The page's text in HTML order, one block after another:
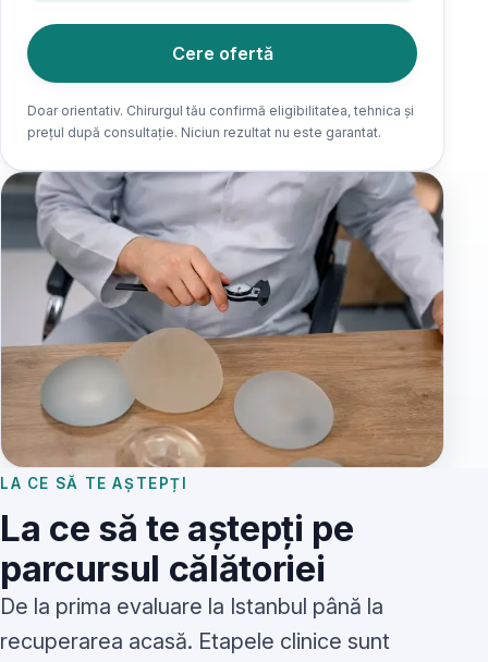
Cere ofertă
Doar orientativ. Chirurgul tău confirmă eligibilitatea, tehnica și
prețul după consultație. Niciun rezultat nu este garantat.
LA CE SĂ TE AȘTEPȚI
La ce să te aștepți pe
parcursul călătoriei
De la prima evaluare la Istanbul până la
recuperarea acasă. Etapele clinice sunt